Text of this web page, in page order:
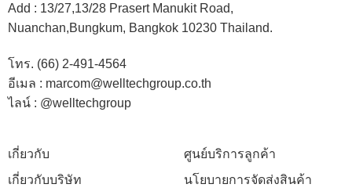
Add : 13/27,13/28 Prasert Manukit Road,
Nuanchan,Bungkum, Bangkok 10230 Thailand.
โทร. (66) 2-491-4564
อีเมล : marcom@welltechgroup.co.th
ไลน์ : @welltechgroup
เกี่ยวกับ
เกี่ยวกับบริษัท
ศูนย์บริการลูกค้า
นโยบายการจัดส่งสินค้า